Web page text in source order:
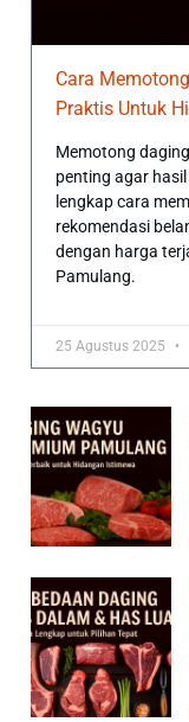
Cara
Praktis Untuk
Memotong
penting agar
lengkap cara
rekomendasi
dengan harga
Pamulang.
25 Agustus 2025